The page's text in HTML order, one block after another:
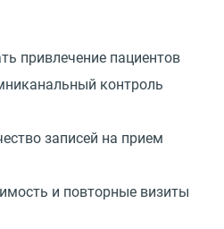
привлечение пациентов
контроль
записей на прием
и повторные визиты